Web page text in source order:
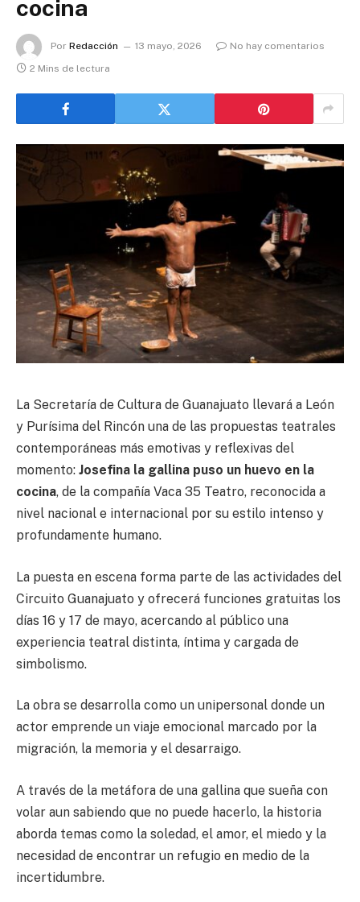
cocina
Por Redacción 13 mayo, 2026
No hay comentarios
2 Mins de lectura
La Secretaría de Cultura de Guanajuato llevará a León
y Purísima del Rincón una de las propuestas teatrales
contemporáneas más emotivas y reflexivas del
momento: Josefina la gallina puso un huevo en la
cocina, de la compañía Vaca 35 Teatro, reconocida a
nivel nacional e internacional por su estilo intenso y
profundamente humano.
La puesta en escena forma parte de las actividades del
Circuito Guanajuato y ofrecerá funciones gratuitas los
días 16 y 17 de mayo, acercando al público una
experiencia teatral distinta, íntima y cargada de
simbolismo.
La obra se desarrolla como un unipersonal donde un
actor emprende un viaje emocional marcado por la
migración, la memoria y el desarraigo.
A través de la metáfora de una gallina que sueña con
volar aun sabiendo que no puede hacerlo, la historia
aborda temas como la soledad, el amor, el miedo y la
necesidad de encontrar un refugio en medio de la
incertidumbre.